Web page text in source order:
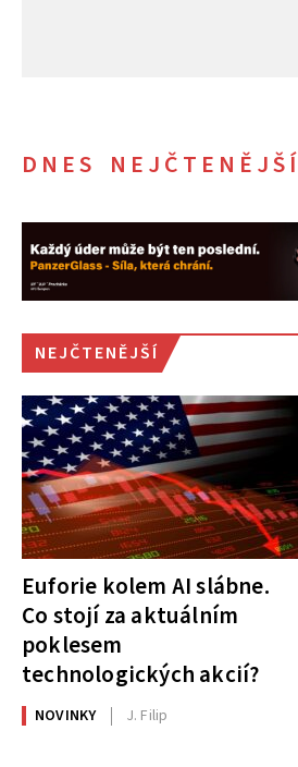
DNES NEJČTENĚJŠÍ
NEJČTENĚJŠÍ
Euforie kolem AI slábne.
Co stojí za aktuálním
poklesem
technologických akcií?
NOVINKY J. Filip